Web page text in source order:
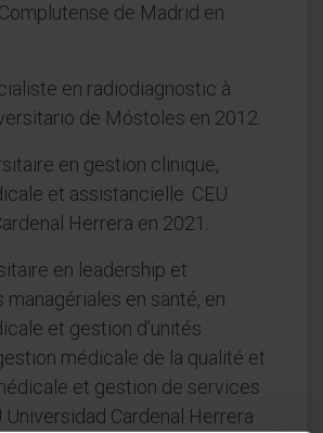
de Madrid en
en radiodiagnostic à
de Móstoles en 2012.
en gestion clinique,
et assistancielle. CEU
Herrera en 2021.
en leadership et
en santé, en
et gestion d’unités
médicale de la qualité et
et gestion de services
Universidad Cardenal Herrera